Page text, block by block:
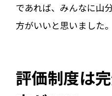
であれば、みんなに山
方がいいと思いました。
評価制度は